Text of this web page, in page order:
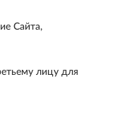
Сайта,
лицу для